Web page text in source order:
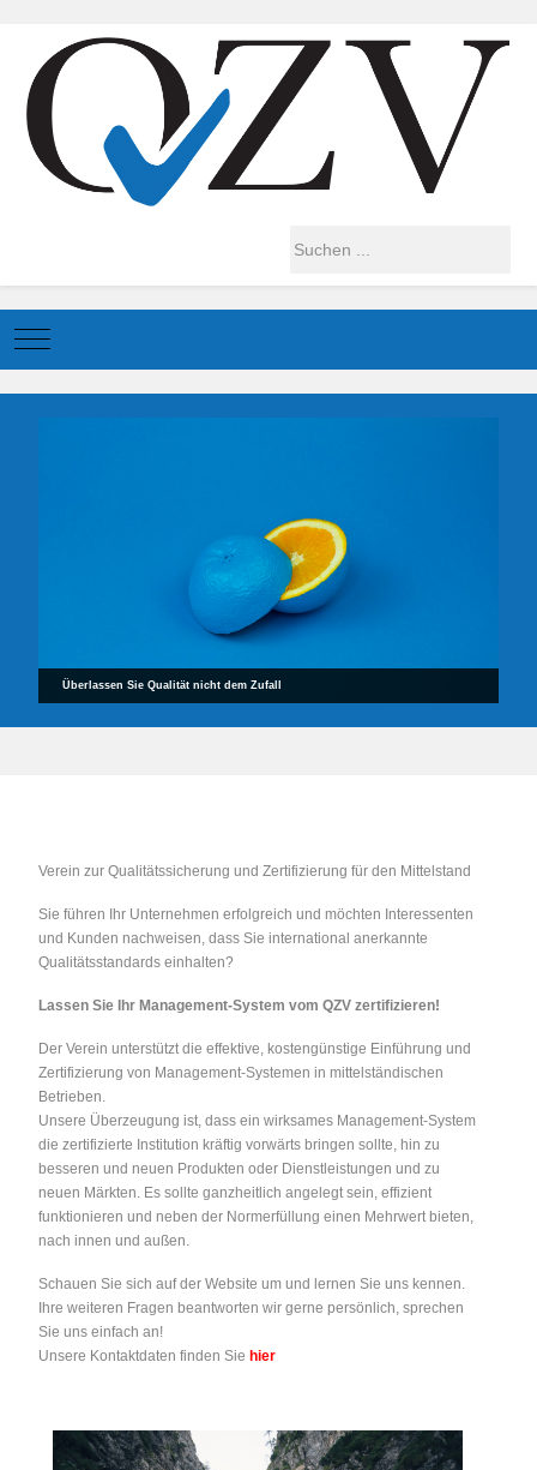
Mobile Menu Toggle
Überlassen Sie Qualität nicht dem Zufall
Verein zur Qualitätssicherung und Zertifizierung für den Mittelstand
Sie führen Ihr Unternehmen erfolgreich und möchten Interessenten
und Kunden nachweisen, dass Sie international anerkannte
Qualitätsstandards einhalten?
Lassen Sie Ihr Management-System vom QZV zertifizieren!
Der Verein unterstützt die effektive, kostengünstige Einführung und
Zertifizierung von Management-Systemen in mittelständischen
Betrieben.
Unsere Überzeugung ist, dass ein wirksames Management-System
die zertifizierte Institution kräftig vorwärts bringen sollte, hin zu
besseren und neuen Produkten oder Dienstleistungen und zu
neuen Märkten. Es sollte ganzheitlich angelegt sein, effizient
funktionieren und neben der Normerfüllung einen Mehrwert bieten,
nach innen und außen.
Schauen Sie sich auf der Website um und lernen Sie uns kennen.
Ihre weiteren Fragen beantworten wir gerne persönlich, sprechen
Sie uns einfach an!
Unsere Kontaktdaten finden Sie hier